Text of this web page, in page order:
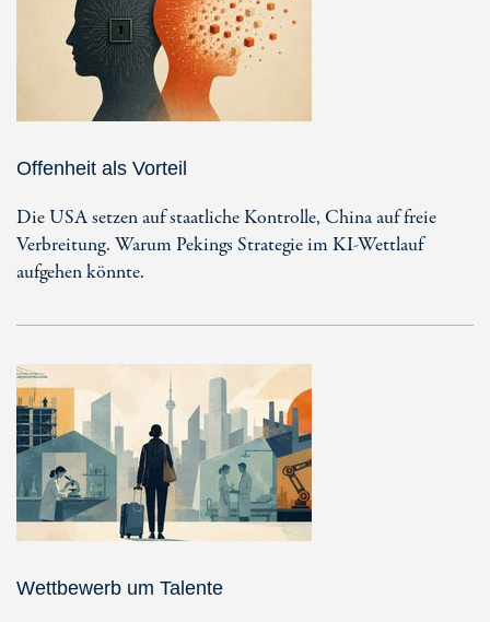
Offenheit als Vorteil
Die USA setzen auf staatliche Kontrolle, China auf freie
Verbreitung. Warum Pekings Strategie im KI-Wettlauf
aufgehen könnte.
Wettbewerb um Talente